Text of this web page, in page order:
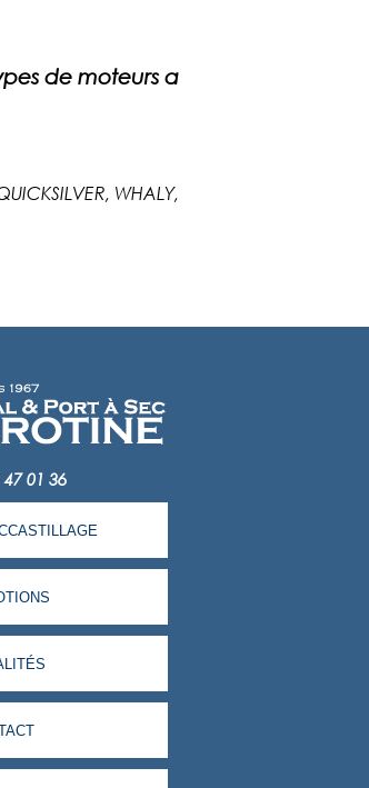
de moteurs a
WHALY,
47 01 36
D'ACCASTILLAGE